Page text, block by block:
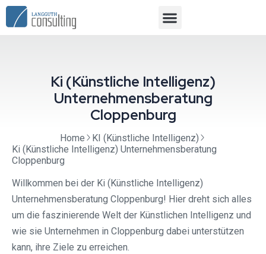
Ki (Künstliche Intelligenz)
Unternehmensberatung
Cloppenburg
Home
KI (Künstliche Intelligenz)
Ki (Künstliche Intelligenz) Unternehmensberatung
Cloppenburg
Willkommen bei der Ki (Künstliche Intelligenz)
Unternehmensberatung Cloppenburg! Hier dreht sich alles
um die faszinierende Welt der Künstlichen Intelligenz und
wie sie Unternehmen in Cloppenburg dabei unterstützen
kann, ihre Ziele zu erreichen.